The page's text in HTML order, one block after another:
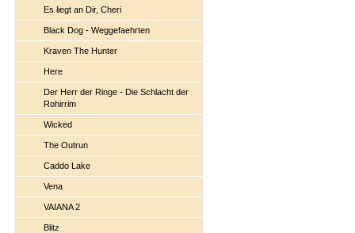
Es liegt an Dir, Cheri
Black Dog - Weggefaehrten
Kraven The Hunter
Here
Der Herr der Ringe - Die Schlacht der
Rohirrim
Wicked
The Outrun
Caddo Lake
Vena
VAIANA 2
Blitz